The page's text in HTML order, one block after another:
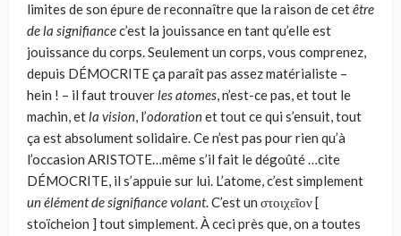
limites de son épure de reconnaître que la raison de cetêtre
de la signifiancec’est la jouissance en tant qu’elle est
jouissance du corps. Seulement un corps, vous comprenez,
depuis DÉMOCRITE ça paraît pas assez matérialiste –
hein ! – il faut trouverles atomes, n’est-ce pas, et tout le
machin, etla vision, l’odorationet tout ce qui s’ensuit, tout
ça est absolument solidaire. Ce n’est pas pour rien qu’à
l’occasion ARISTOTE…même s’il fait le dégoûté …cite
DÉMOCRITE, il s’appuie sur lui. L’atome, c’est simplement
un élément designifiancevolant. C’est un στοιχεῖον [
stoïcheion ] tout simplement. À ceci près que, on a toutes